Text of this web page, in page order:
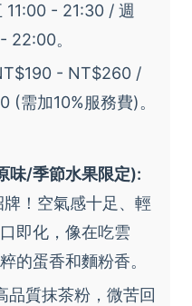
11:00 - 21:30 / 週
22:00。
- NT$260 /
需加10%服務費)。
味/季節水果限定):
！空氣感十足、輕
即化，像在吃雲
的蛋香和麵粉香。
品質抹茶粉，微苦回